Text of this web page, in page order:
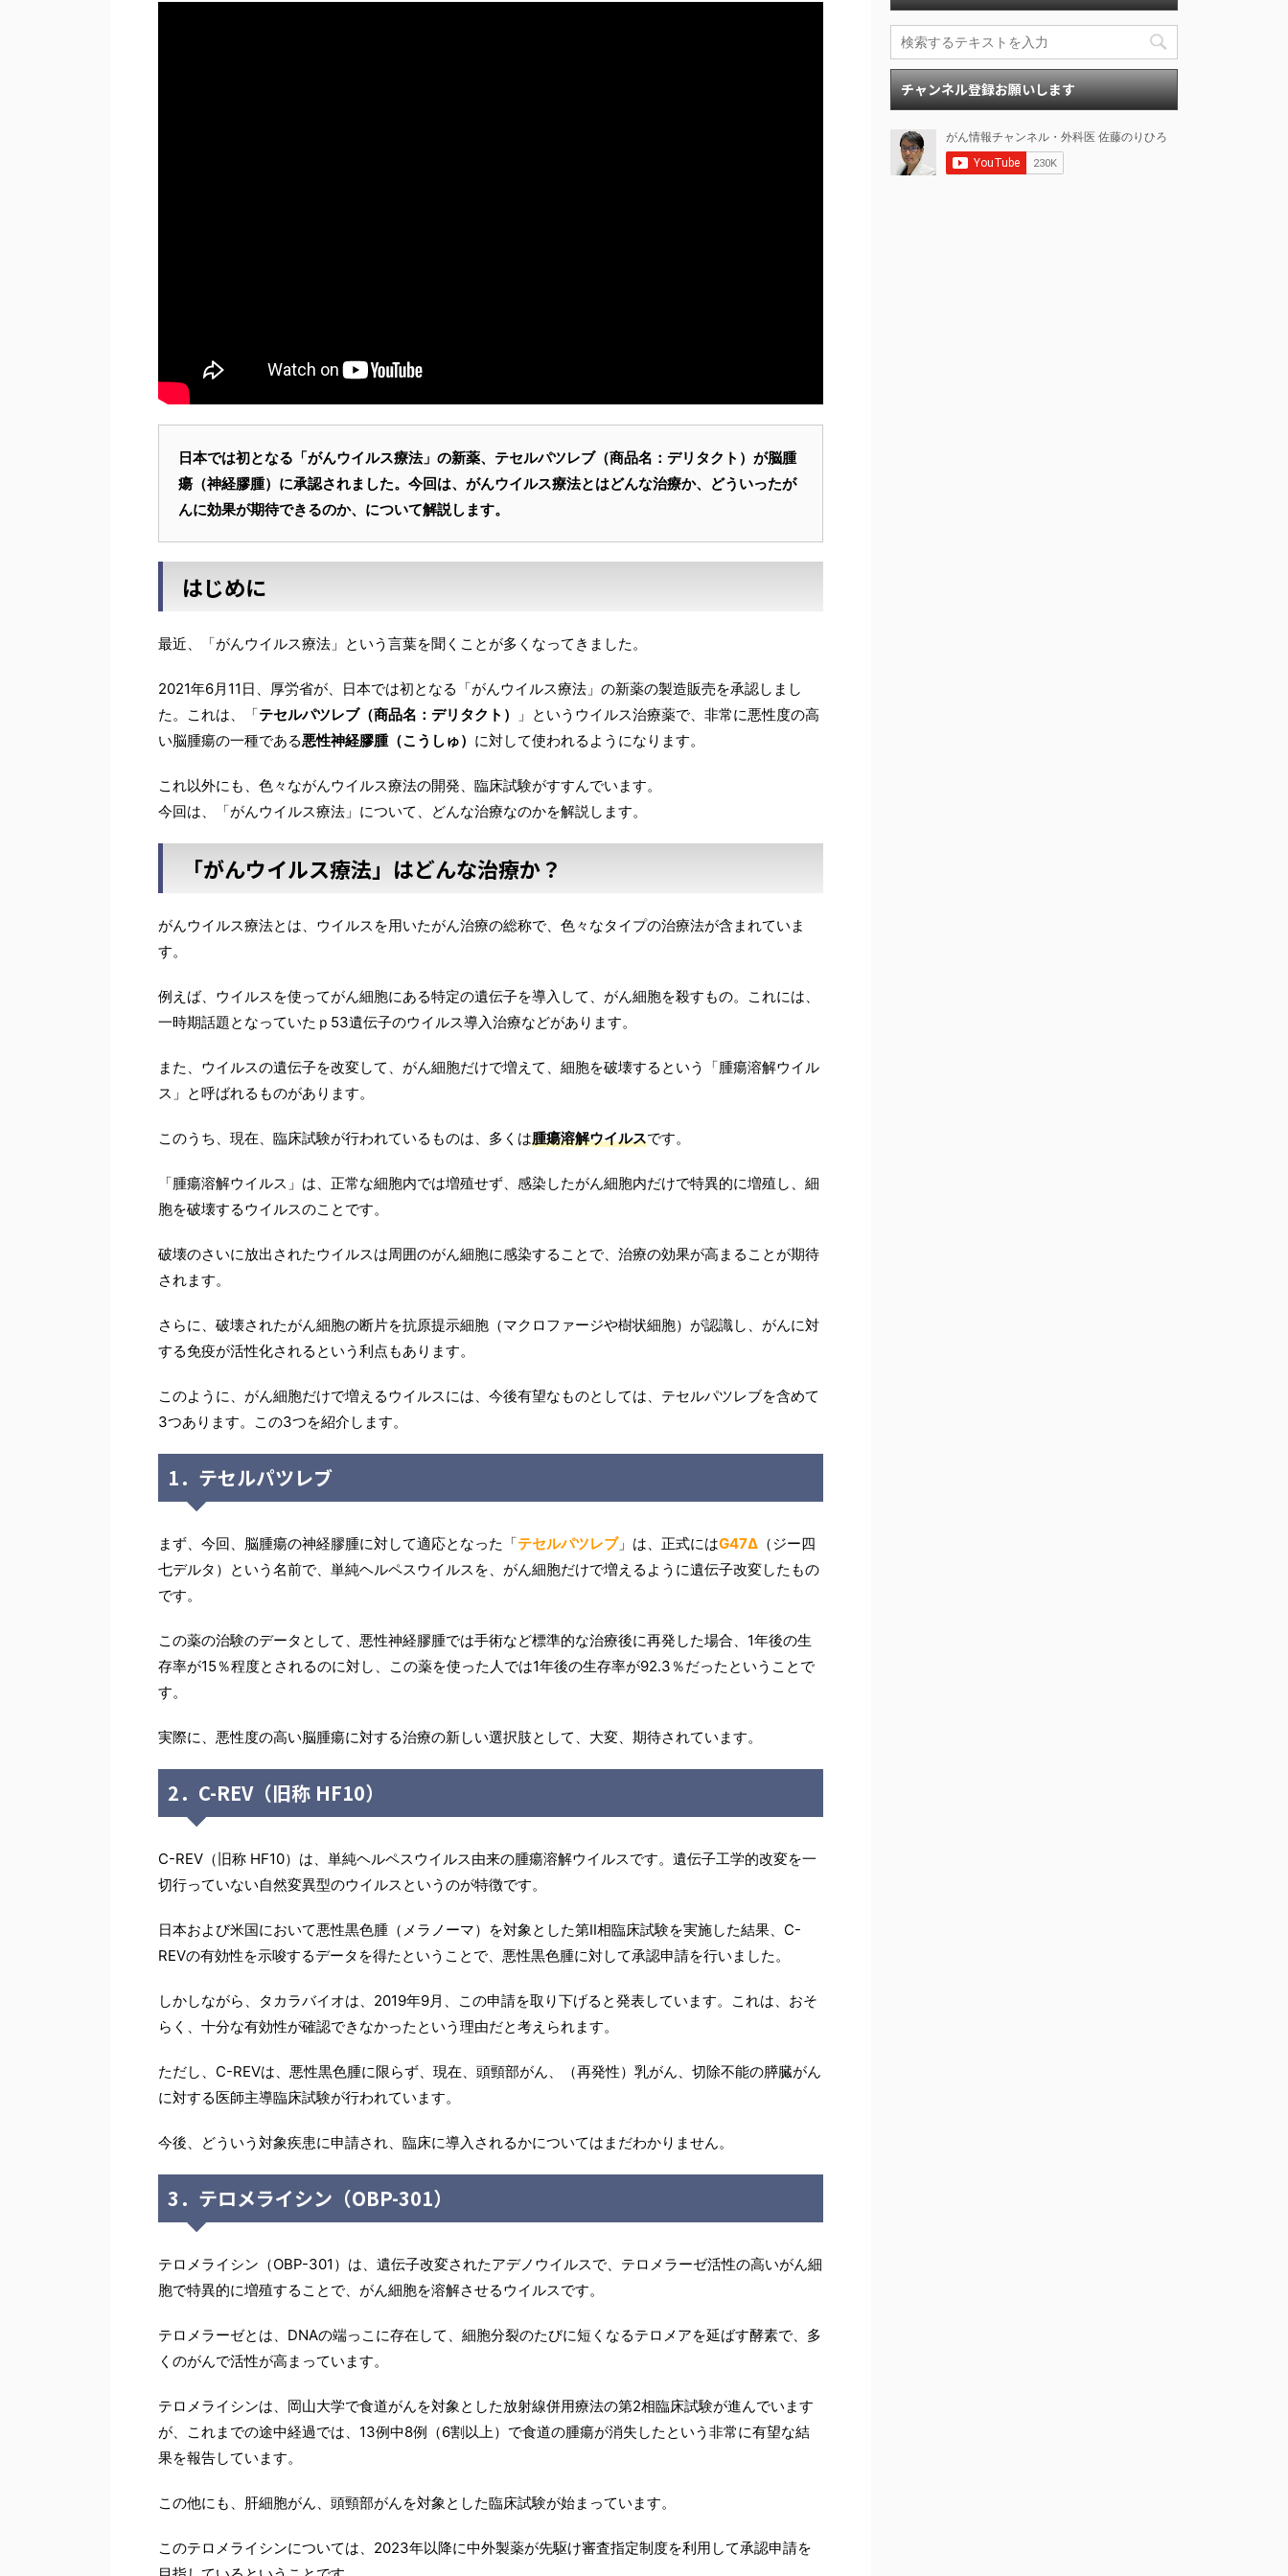
日本では初となる「がんウイルス療法」の新薬、テセルパツレブ（商品名：デリタクト）が脳腫
瘍（神経膠腫）に承認されました。今回は、がんウイルス療法とはどんな治療か、どういったが
んに効果が期待できるのか、について解説します。
はじめに
最近、「がんウイルス療法」という言葉を聞くことが多くなってきました。
2021年6月11日、厚労省が、日本では初となる「がんウイルス療法」の新薬の製造販売を承認しまし
た。これは、「テセルパツレブ（商品名：デリタクト）
」というウイルス治療薬で、非常に悪性度の高
い脳腫瘍の一種である悪性神経膠腫（こうしゅ） に対して使われるようになります。
これ以外にも、色々ながんウイルス療法の開発、臨床試験がすすんでいます。
今回は、「がんウイルス療法」について、どんな治療なのかを解説します。
「がんウイルス療法」はどんな治療か？
がんウイルス療法とは、ウイルスを用いたがん治療の総称で、色々なタイプの治療法が含まれていま
す。
例えば、ウイルスを使ってがん細胞にある特定の遺伝子を導入して、がん細胞を殺すもの。これには、
一時期話題となっていたｐ53遺伝子のウイルス導入治療などがあります。
また、ウイルスの遺伝子を改変して、がん細胞だけで増えて、細胞を破壊するという「腫瘍溶解ウイル
ス」と呼ばれるものがあります。
このうち、現在、臨床試験が行われているものは、多くは腫瘍溶解ウイルスです。
「腫瘍溶解ウイルス」は、正常な細胞内では増殖せず、感染したがん細胞内だけで特異的に増殖し、細
胞を破壊するウイルスのことです。
破壊のさいに放出されたウイルスは周囲のがん細胞に感染することで、治療の効果が高まることが期待
されます。
さらに、破壊されたがん細胞の断片を抗原提示細胞（マクロファージや樹状細胞）が認識し、がんに対
する免疫が活性化されるという利点もあります。
このように、がん細胞だけで増えるウイルスには、今後有望なものとしては、テセルパツレブを含めて
3つあります。この3つを紹介します。
1．テセルパツレブ
まず、今回、脳腫瘍の神経膠腫に対して適応となった「テセルパツレブ」は、正式にはG47Δ （ジー四
七デルタ）という名前で、単純ヘルペスウイルスを、がん細胞だけで増えるように遺伝子改変したもの
です。
この薬の治験のデータとして、悪性神経膠腫では手術など標準的な治療後に再発した場合、1年後の生
存率が15％程度とされるのに対し、この薬を使った人では1年後の生存率が92.3％だったということで
す。
実際に、悪性度の高い脳腫瘍に対する治療の新しい選択肢として、大変、期待されています。
2．C-REV（旧称 HF10）
C-REV（旧称 HF10）は、単純ヘルペスウイルス由来の腫瘍溶解ウイルスです。遺伝子工学的改変を一
切行っていない自然変異型のウイルスというのが特徴です。
日本および米国において悪性黒色腫（メラノーマ）を対象とした第Ⅱ相臨床試験を実施した結果、C-
REVの有効性を示唆するデータを得たということで、悪性黒色腫に対して承認申請を行いました。
しかしながら、タカラバイオは、2019年9月、この申請を取り下げると発表しています。これは、おそ
らく、十分な有効性が確認できなかったという理由だと考えられます。
ただし、C-REVは、悪性黒色腫に限らず、現在、頭頸部がん、（再発性）乳がん、切除不能の膵臓がん
に対する医師主導臨床試験が行われています。
今後、どういう対象疾患に申請され、臨床に導入されるかについてはまだわかりません。
3．テロメライシン（OBP-301）
テロメライシン（OBP-301）は、遺伝子改変されたアデノウイルスで、テロメラーゼ活性の高いがん細
胞で特異的に増殖することで、がん細胞を溶解させるウイルスです。
テロメラーゼとは、DNAの端っこに存在して、細胞分裂のたびに短くなるテロメアを延ばす酵素で、多
くのがんで活性が高まっています。
テロメライシンは、岡山大学で食道がんを対象とした放射線併用療法の第2相臨床試験が進んでいます
が、これまでの途中経過では、13例中8例（6割以上）で食道の腫瘍が消失したという非常に有望な結
果を報告しています。
この他にも、肝細胞がん、頭頸部がんを対象とした臨床試験が始まっています。
このテロメライシンについては、2023年以降に中外製薬が先駆け審査指定制度を利用して承認申請を
チャンネル登録お願いします